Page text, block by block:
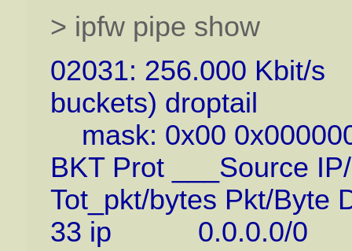
> ipfw pipe show
02031: 256.000 Kbit/
buckets) droptail
mask: 0x00
BKT Prot ___Source
Tot_pkt/bytes Pkt/Byte
33 ip 0.0.0.0/0